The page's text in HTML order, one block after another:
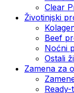
Clear
Životinjski
Beef
Noćni
Ostali
Zamena za